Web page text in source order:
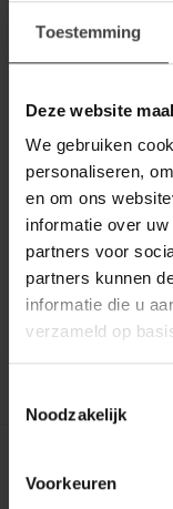
Toestemming
Deze website
We gebruiken
personaliseren,
en om ons
informatie over
partners voor
partners kunnen
informatie die u
verzameld op
Noodzakelijk
Voorkeuren
Hanglamp Eris
Op zoek naar een
en warme
jouw interieur laat
D...
€139,00 €109,00
Op voorraad